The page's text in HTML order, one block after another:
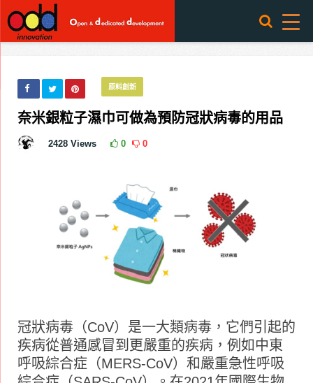
原料創新
奈米銀粒子濕巾可做為預防冠狀病毒的用品
2428 Views 0 0
冠狀病毒（CoV）是一大類病毒，它們引起的
疾病從普通感冒到更嚴重的疾病，例如中東
呼吸綜合症（MERS-CoV）和嚴重急性呼吸